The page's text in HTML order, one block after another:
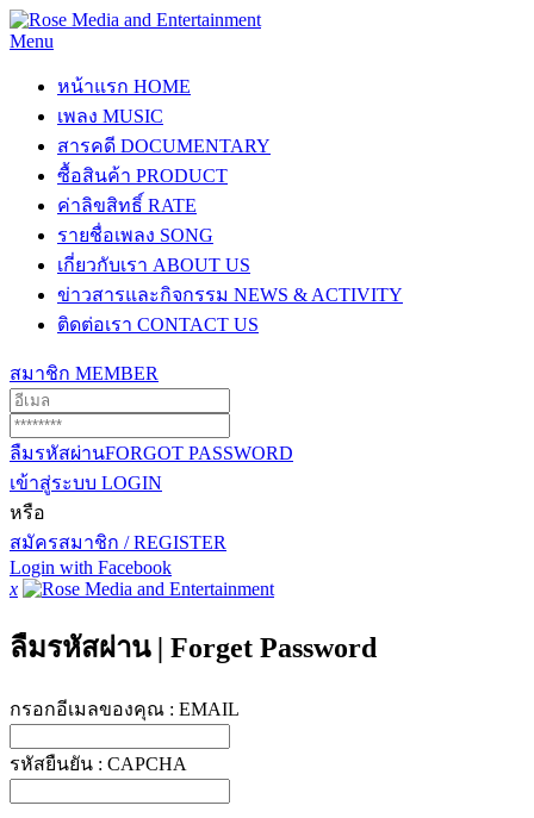
Menu
หน้าแรก HOME
เพลง MUSIC
สารคดี DOCUMENTARY
ซื้อสินค้า PRODUCT
ค่าลิขสิทธิ์ RATE
รายชื่อเพลง SONG
เกี่ยวกับเรา ABOUT US
ข่าวสารและกิจกรรม NEWS & ACTIVITY
ติดต่อเรา CONTACT US
สมาชิก MEMBER
ลืมรหัสผ่านFORGOT PASSWORD
เข้าสู่ระบบ LOGIN
หรือ
สมัครสมาชิก / REGISTER
Login with Facebook
x
ลืมรหัสผ่าน | Forget Password
กรอกอีเมลของคุณ : EMAIL
รหัสยืนยัน : CAPCHA